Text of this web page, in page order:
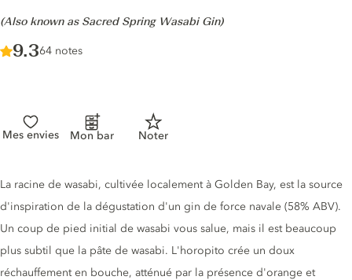
-
(Also known as Sacred Spring Wasabi Gin)
Score :
9.3/ 10
64 notes
Mes envies Mon bar Noter
Description du gin
La racine de wasabi, cultivée localement à Golden Bay, est la source
d'inspiration de la dégustation d'un gin de force navale (58% ABV).
Un coup de pied initial de wasabi vous salue, mais il est beaucoup
plus subtil que la pâte de wasabi. L'horopito crée un doux
réchauffement en bouche, atténué par la présence d'orange et